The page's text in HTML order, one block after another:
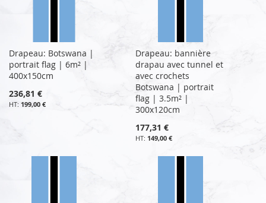
Drapeau: Botswana |
portrait flag | 6m² |
400x150cm
236,81 €
199,00 €
Drapeau: bannière
drapau avec tunnel et
avec crochets
Botswana | portrait
flag | 3.5m² |
300x120cm
177,31 €
149,00 €